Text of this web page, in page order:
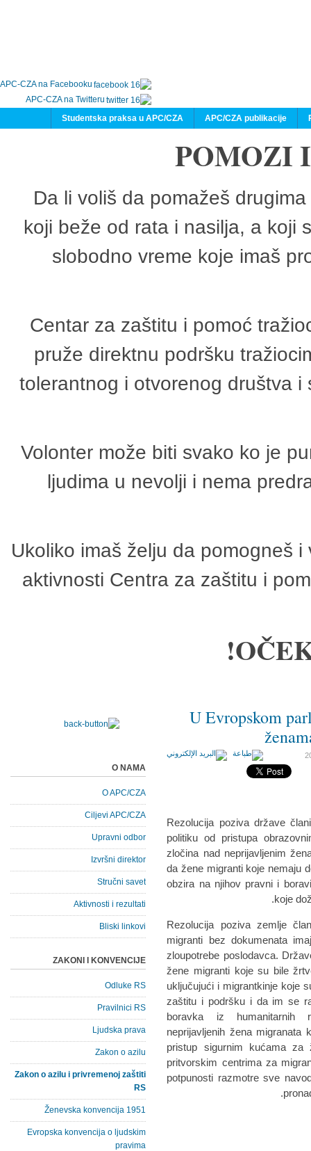
APC-CZA na Facebooku
APC-CZA na Twitteru
APC/CZA publikacije
Studentska praksa u APC/CZA
POMOZI
Da li voliš da pomažeš
koji beže od rata i nasilja, a koji
slobodno vreme koje imaš
Centar za zaštitu i pomoć
pruže direktnu podršku
tolerantnog i otvorenog društva
Volonter može biti svako ko je
ljudima u nevolji i nema
Ukoliko imaš želju da pomogneš
aktivnosti Centra za zaštitu i
U Evropskom
Rezolucija poziva države
politiku od pristupa
zločina nad neprijavljenim
da žene migranti koje nemaju
obzira na njihov pravni i
koje
Rezolucija poziva zemlje
migranti bez dokumenata
zloupotrebe poslodavca.
žene migranti koje su bile
uključujući i migrantkinje koje
zaštitu i podršku i da im se
boravka iz humanitarnih
neprijavljenih žena migranata
pristup sigurnim kućama
pritvorskim centrima za
potpunosti razmotre sve
O NAMA
O APC/CZA
Ciljevi APC/CZA
Upravni odbor
Izvršni direktor
Stručni savet
Aktivnosti i rezultati
Bliski linkovi
ZAKONI I KONVENCIJE
Odluke RS
Pravilnici RS
Ljudska prava
Zakon o azilu
Zakon o azilu i privremenoj zaštiti
RS
Ženevska konvencija 1951
Evropska konvencija o ljudskim
pravima